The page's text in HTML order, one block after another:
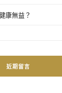
康無益？
近期留言